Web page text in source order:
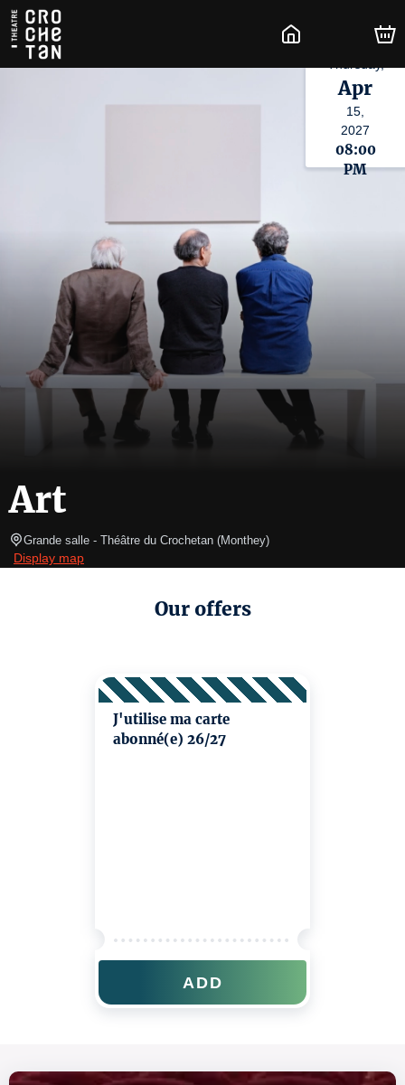
Apr
15,
2027
08:00
PM
Art
Grande salle - Théâtre du Crochetan (Monthey)
Display map
Our offers
J'utilise ma carte
abonné(e) 26/27
ADD